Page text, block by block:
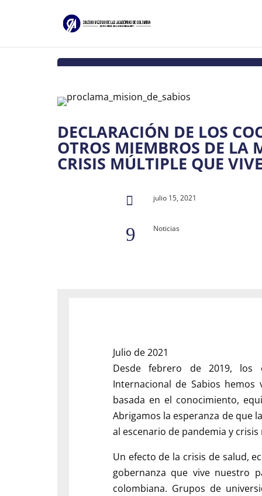
DECLARACIÓN DE LOS
OTROS MIEMBROS DE LA
CRISIS MÚLTIPLE QUE
 julio 15, 2021
9 Noticias
Julio de 2021
Desde febrero de 2019, los
Internacional de Sabios
basada en el conocimiento,
Abrigamos la esperanza de que
al escenario de pandemia y
Un efecto de la crisis de salud,
gobernanza que vive nuestro
colombiana. Grupos de